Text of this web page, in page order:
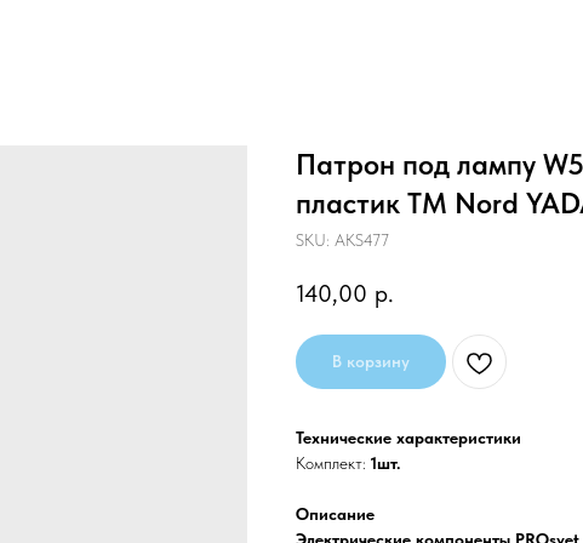
Патрон под лампу
пластик TM Nord
SKU: AKS477
140,00 р.
В корзину
Технические характеристики
Комплект: 1шт.
Описание